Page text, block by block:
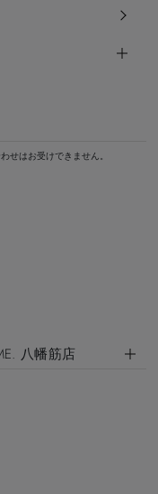
せはお受けできません。
八幡筋店